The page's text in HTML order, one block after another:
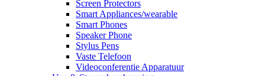
Screen Protectors
Smart Appliances/wearable
Smart Phones
Speaker Phone
Stylus Pens
Vaste Telefoon
Videoconferentie Apparatuur